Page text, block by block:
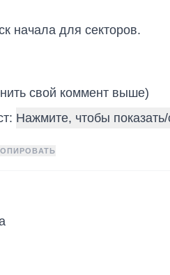
начала для секторов.
свой коммент выше)